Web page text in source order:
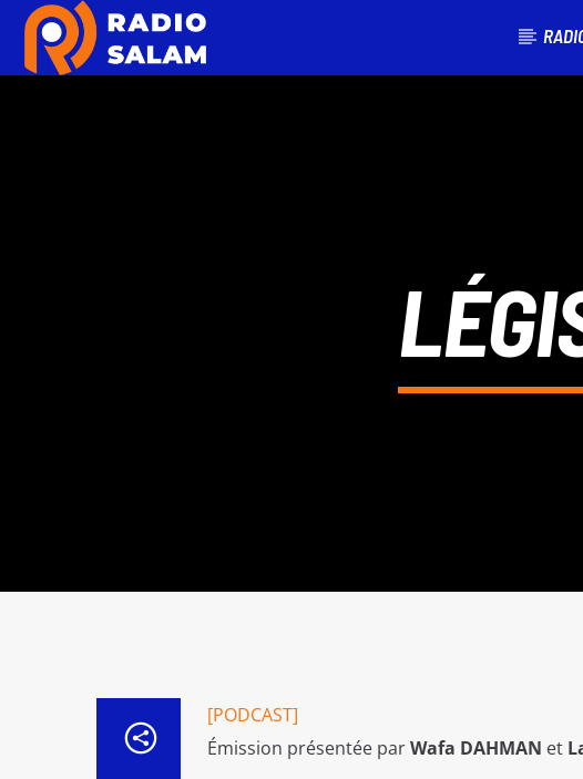
[PODCAST]
Émission présentée parWafa DAHMAN et